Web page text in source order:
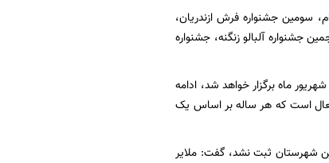
سومین جشنواره فرش ازندریان،
جشنواره آلبالو زنگنه، جشنواره
ماه برگزار خواهد شد، ادامه
است که هر ساله بر اساس یک
شهرستان ثبت نشد، گفت: ملایر